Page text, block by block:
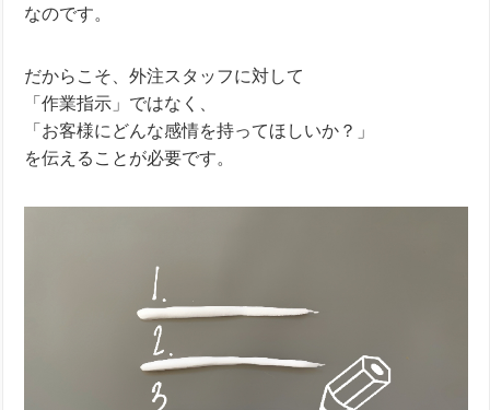
なのです。
だからこそ、外注スタッフに対して
「作業指示」ではなく、
「お客様にどんな感情を持ってほしいか？」
を伝えることが必要です。